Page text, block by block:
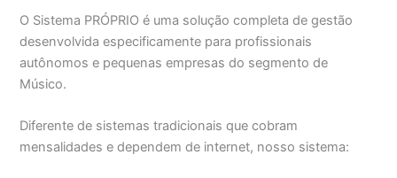
O Sistema PRÓPRIO é uma solução completa de gestão
desenvolvida especificamente para profissionais
autônomos e pequenas empresas do segmento de
Músico.
Diferente de sistemas tradicionais que cobram
mensalidades e dependem de internet, nosso sistema: